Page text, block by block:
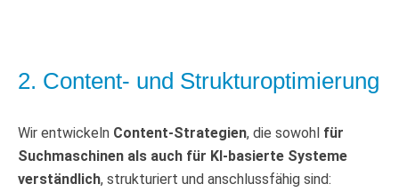
2. Content- und Strukturoptimierung
Wir entwickeln Content-Strategien, die sowohl für
Suchmaschinen als auch für KI-basierte Systeme
verständlich, strukturiert und anschlussfähig sind: